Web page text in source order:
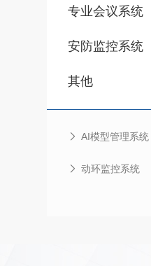
专业会议系统
安防监控系统
其他
AI模型管理系统
动环监控系统